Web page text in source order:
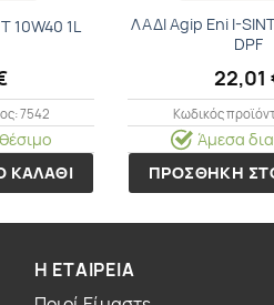
10W40 1L
7542
ΚΑΛΑΘΙ
ΛΑΔΙ Agip Eni I-
DPF
22,01
Κωδικός
Άμεσα
ΠΡΟΣΘΗΚΗ
Η ΕΤΑΙΡΕΙΑ